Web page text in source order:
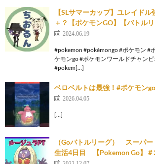
【SLサマーカップ】ユレイド
＋？【ポケモンGO】【バトルリ
2024.06.19
#pokemon #pokémongo #ポケモン #
ケモンgo #ポケモンワールドチャン
#pokem[…]
ベロベルトは最強！#ポケモン
2026.04.05
[…]
（Goバトルリーグ） スー
生活4日目 【Pokemon Go】＃